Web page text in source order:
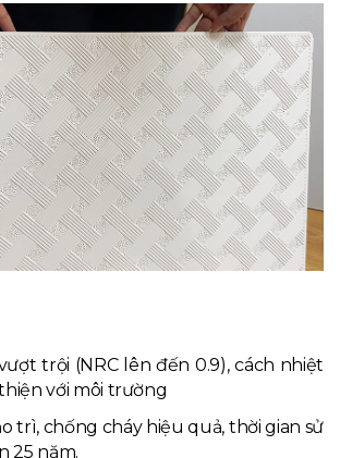
trội (NRC lên đến 0.9), cách nhiệt
với môi trường
trì, chống cháy hiệu quả, thời gian sử
25 năm.